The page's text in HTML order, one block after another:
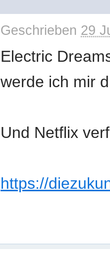
Geschrieben 29
Electric
werde ich mir
Und Netflix
https://